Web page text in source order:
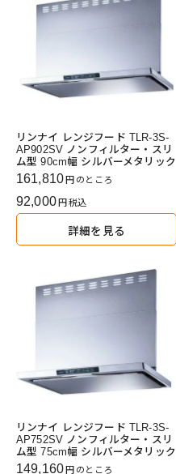
リンナイ レンジフード TLR-3S-
AP902SV ノンフィルター・スリ
ム型 90cm幅 シルバーメタリック
161,810 のところ
92,000 税込
詳細を見る
リンナイ レンジフード TLR-3S-
AP752SV ノンフィルター・スリ
ム型 75cm幅 シルバーメタリック
149,160 のところ